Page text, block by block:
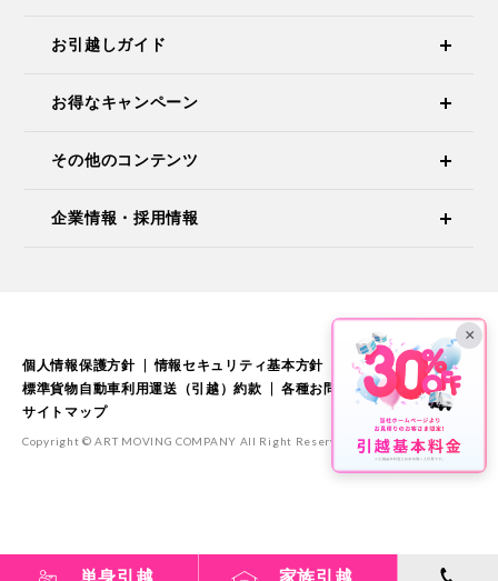
×
単身引越 家族引越
お引越しガイド
お得なキャンペーン
その他のコンテンツ
企業情報・採用情報
個人情報保護方針 情報セキュリティ基本方針
標準引越運送約款
標準貨物自動車利用運送（引越）約款
各種お問い合わせ
サイトマップ
Copyright © ART MOVING COMPANY All Right Reserved.